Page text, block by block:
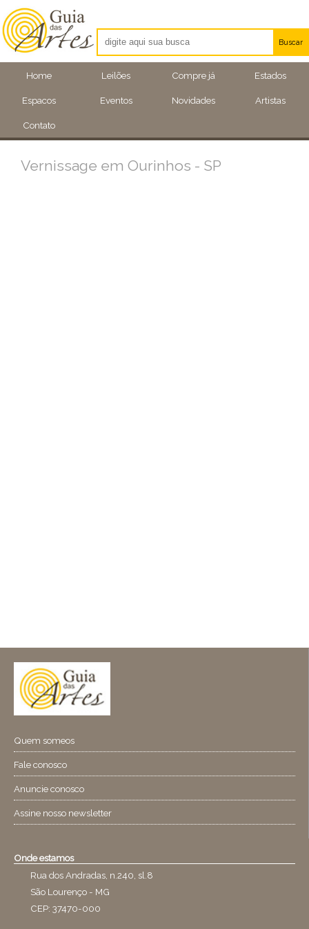
Home Leilões Compre já Estados
Espacos Eventos Novidades Artistas
Contato
Buscar
Artistas
Eventos
Vernissage em Ourinhos - SP
Quem someos
Fale conosco
Anuncie conosco
Assine nosso newsletter
Onde estamos
Rua dos Andradas, n.240, sl.8
São Lourenço - MG
CEP: 37470-000